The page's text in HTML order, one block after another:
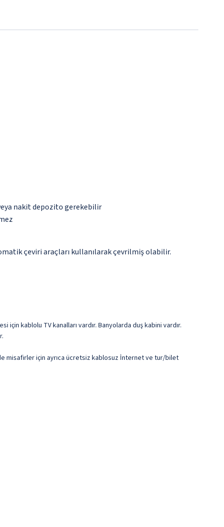
nakit depozito gerekebilir
çeviri araçları kullanılarak çevrilmiş olabilir.
kablolu TV kanalları vardır. Banyolarda duş kabini vardır.
misafirler için ayrıca ücretsiz kablosuz İnternet ve tur/bilet